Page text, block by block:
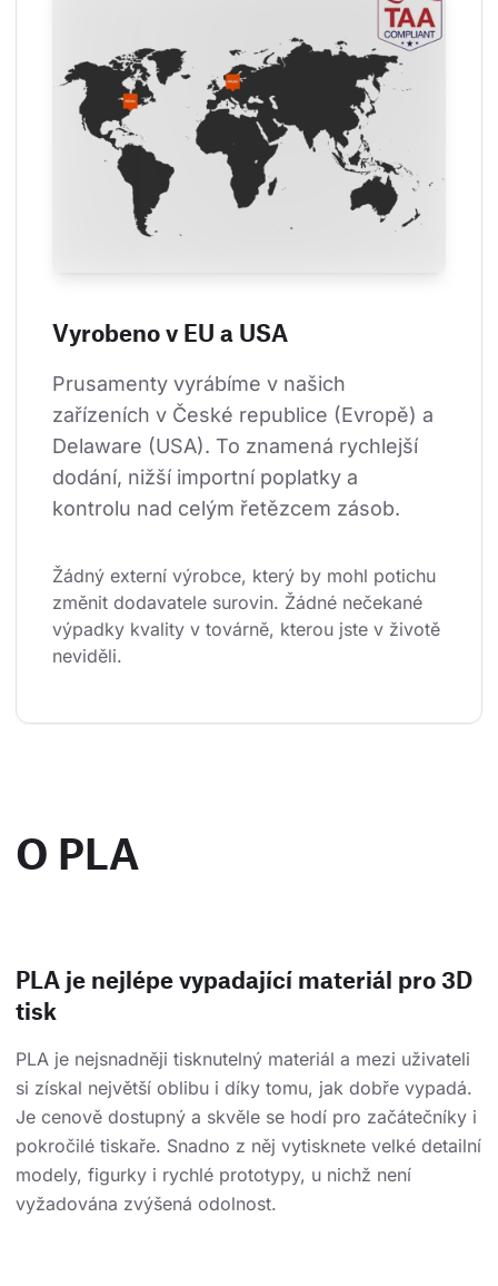
Vyrobeno v EU a USA
Prusamenty vyrábíme v našich
zařízeních v České republice (Evropě) a
Delaware (USA). To znamená rychlejší
dodání, nižší importní poplatky a
kontrolu nad celým řetězcem zásob.
Žádný externí výrobce, který by mohl potichu
změnit dodavatele surovin. Žádné nečekané
výpadky kvality v továrně, kterou jste v životě
neviděli.
O PLA
PLA je nejlépe vypadající materiál pro 3D
tisk
PLA je nejsnadněji tisknutelný materiál a mezi uživateli
si získal největší oblibu i díky tomu, jak dobře vypadá.
Je cenově dostupný a skvěle se hodí pro začátečníky i
pokročilé tiskaře. Snadno z něj vytisknete velké detailní
modely, figurky i rychlé prototypy, u nichž není
vyžadována zvýšená odolnost.